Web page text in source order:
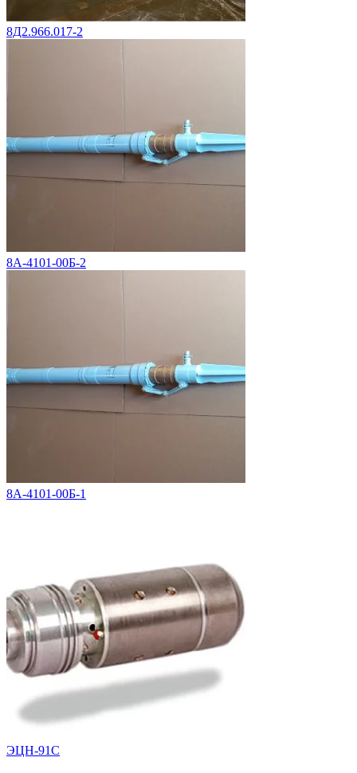
8Д2.966.017-2
8А-4101-00Б-2
8А-4101-00Б-1
ЭЦН-91С